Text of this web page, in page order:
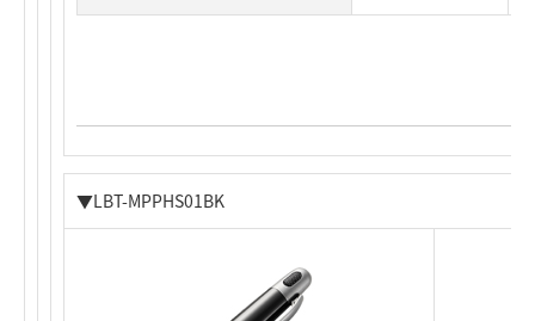
▼LBT-MPPHS01BK